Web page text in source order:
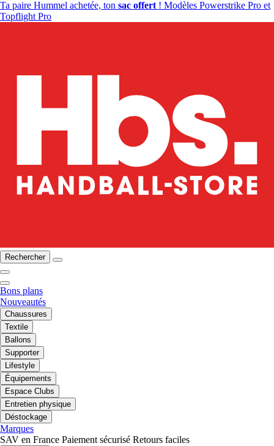
Ta paire Hummel achetée, ton sac offert ! Modèles Powerstrike Pro et
Topflight Pro
Rechercher
Bons plans
Nouveautés
Chaussures
Textile
Ballons
Supporter
Lifestyle
Équipements
Espace Clubs
Entretien physique
Déstockage
Marques
SAV en France Paiement sécurisé Retours faciles